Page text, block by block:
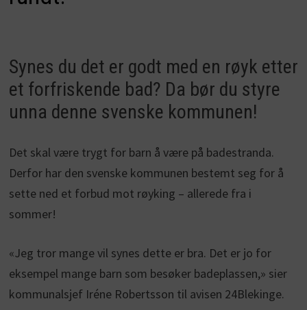
Synes du det er godt med en røyk etter
et forfriskende bad? Da bør du styre
unna denne svenske kommunen!
Det skal være trygt for barn å være på badestranda.
Derfor har den svenske kommunen bestemt seg for å
sette ned et forbud mot røyking – allerede fra i
sommer!
«Jeg tror mange vil synes dette er bra. Det er jo for
eksempel mange barn som besøker badeplassen,» sier
kommunalsjef Iréne Robertsson til avisen 24Blekinge.